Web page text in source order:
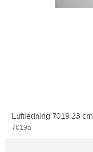
Luftledning 7019 23 cm
7019a